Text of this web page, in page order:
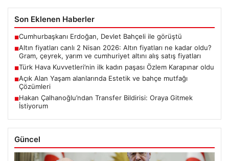
Son Eklenen Haberler
■Cumhurbaşkanı Erdoğan, Devlet Bahçeli ile görüştü
■Altın fiyatları canlı 2 Nisan 2026: Altın fiyatları ne kadar oldu?
Gram, çeyrek, yarım ve cumhuriyet altını alış satış fiyatları
■Türk Hava Kuvvetleri’nin ilk kadın paşası Özlem Karapınar oldu
■Açık Alan Yaşam alanlarında Estetik ve bahçe mutfağı
Çözümleri
■Hakan Çalhanoğlu’ndan Transfer Bildirisi: Oraya Gitmek
İstiyorum
Güncel